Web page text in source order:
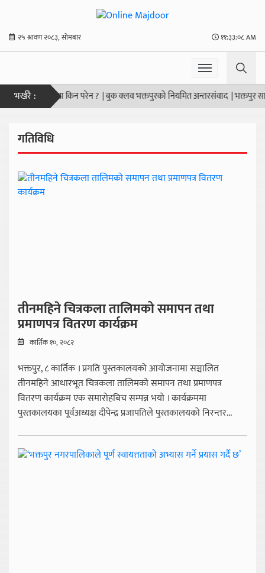
२५ श्रावण २०८३, सोमबार ११:३३:०९ AM
भर्खरै :
प्राथमिकतामा किन परेन ? |बुक क्लव भक्तपुरको नियमित अन्तरसंवाद |भक्तपुर
गतिविधि
तीनमहिने चित्रकला तालिमको समापन तथा
प्रमाणपत्र वितरण कार्यक्रम
कार्तिक १०, २०८२
भक्तपुर, ८ कार्तिक । प्रगति पुस्तकालयको आयोजनामा सञ्चालित
तीनमहिने आधारभूत चित्रकला तालिमको समापन तथा प्रमाणपत्र
वितरण कार्यक्रम एक समारोहबिच सम्पन्न भयो । कार्यक्रममा
पुस्तकालयका पूर्वअध्यक्ष दीपेन्द्र प्रजापतिले पुस्तकालयको निरन्तर...